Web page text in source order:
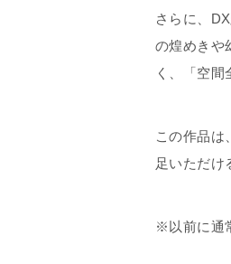
さらに、
の煌めきや
く、「空間
この作品は
足いただけ
※以前に通